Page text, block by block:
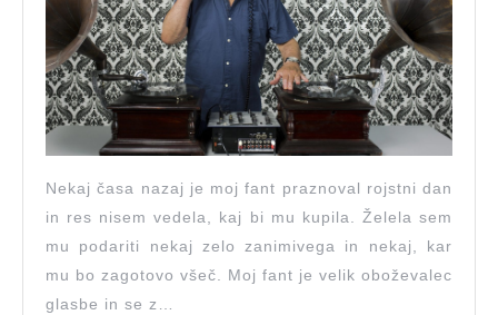
Nekaj časa nazaj je moj fant praznoval rojstni dan
in res nisem vedela, kaj bi mu kupila. Želela sem
mu podariti nekaj zelo zanimivega in nekaj, kar
mu bo zagotovo všeč. Moj fant je velik oboževalec
glasbe in se z…